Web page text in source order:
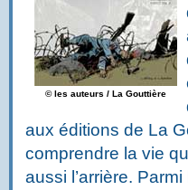
© les auteurs / La Gouttière
aux éditions de La
comprendre la vie
aussi l’arrière.